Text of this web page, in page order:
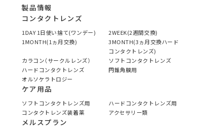
製品情報
コンタクトレンズ
1DAY 1日使い捨て(ワンデー)
2WEEK(2週間交換)
1MONTH(1ヵ月交換)
3MONTH(3ヵ月交換ハード
コンタクトレンズ)
カラコン（サークルレンズ）
ソフトコンタクトレンズ
ハードコンタクトレンズ
円錐角膜用
オルソケラトロジー
ケア用品
ソフトコンタクトレンズ用
ハードコンタクトレンズ用
コンタクトレンズ装着薬
アクセサリー類
メルスプラン